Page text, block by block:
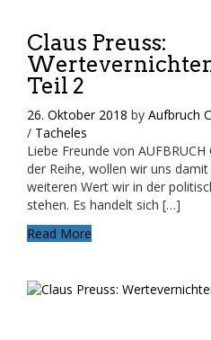
Claus Preuss:
Teil 2
26. Oktober 2018 by Aufbruch
/ Tacheles
Liebe Freunde von
der Reihe, wollen wir uns
weiteren Wert wir in der
stehen. Es handelt sich […]
Read More